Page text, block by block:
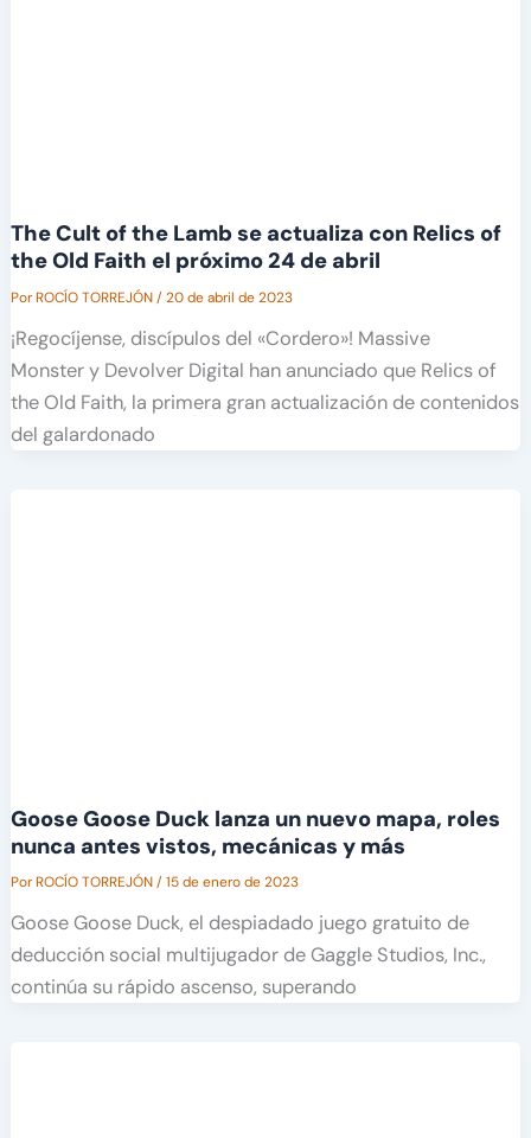
The Cult of the Lamb se actualiza con Relics of
the Old Faith el próximo 24 de abril
PorROCÍO TORREJÓN/20 de abril de 2023
¡Regocíjense, discípulos del «Cordero»! Massive
Monster y Devolver Digital han anunciado que Relics of
the Old Faith, la primera gran actualización de contenidos
del galardonado
Goose Goose Duck lanza un nuevo mapa, roles
nunca antes vistos, mecánicas y más
PorROCÍO TORREJÓN/15 de enero de 2023
Goose Goose Duck, el despiadado juego gratuito de
deducción social multijugador de Gaggle Studios, Inc.,
continúa su rápido ascenso, superando